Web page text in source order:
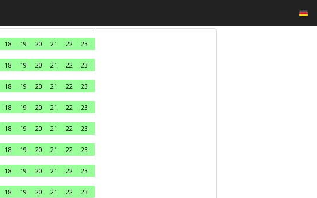
18 19 20 21 22
23
18 19 20 21 22
23
18 19 20 21 22
23
18 19 20 21 22
23
18 19 20 21 22
23
18 19 20 21 22
23
18 19 20 21 22
23
18 19 20 21 22
23